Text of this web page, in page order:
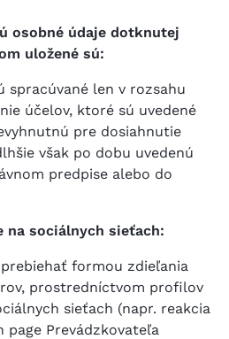
osobné údaje dotknutej
uložené sú:
spracúvané len v rozsahu
účelov, ktoré sú uvedené
pre dosiahnutie
však po dobu uvedenú
predpise alebo do
na sociálnych sieťach:
formou zdieľania
prostredníctvom profilov
sieťach (napr. reakcia
Prevádzkovateľa